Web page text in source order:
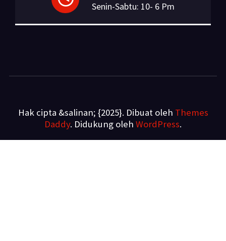
Senin-Sabtu: 10- 6 Pm
Hak cipta &salinan; {2025}. Dibuat oleh Themes
Daddy. Didukung oleh WordPress.